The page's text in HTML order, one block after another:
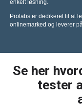
enkelt løsning.
Prolabs er dedikeret til at
onlinemarked og leverer
Se her
tester